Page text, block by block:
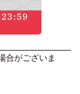
合がございま